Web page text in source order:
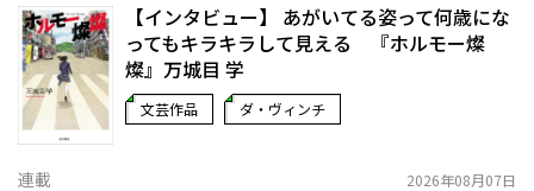
【インタビュー】 あがいてる姿って何歳にな
ってもキラキラして見える 『ホルモー燦
燦』万城目 学
文芸作品 ダ・ヴィンチ
連載 2026年08月07日